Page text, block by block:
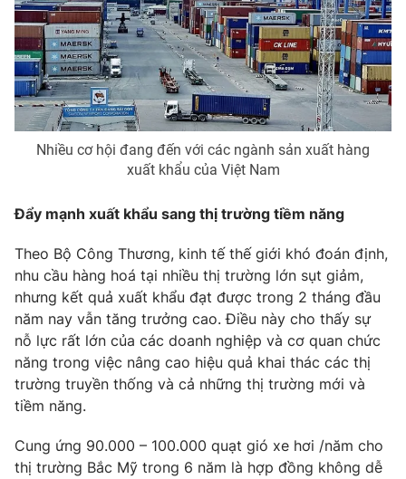
Nhiều cơ hội đang đến với các ngành sản xuất hàng
xuất khẩu của Việt Nam
Đẩy mạnh xuất khẩu sang thị trường tiềm năng
Theo Bộ Công Thương, kinh tế thế giới khó đoán định,
nhu cầu hàng hoá tại nhiều thị trường lớn sụt giảm,
nhưng kết quả xuất khẩu đạt được trong 2 tháng đầu
năm nay vẫn tăng trưởng cao. Điều này cho thấy sự
nỗ lực rất lớn của các doanh nghiệp và cơ quan chức
năng trong việc nâng cao hiệu quả khai thác các thị
trường truyền thống và cả những thị trường mới và
tiềm năng.
Cung ứng 90.000 – 100.000 quạt gió xe hơi /năm cho
thị trường Bắc Mỹ trong 6 năm là hợp đồng không dễ